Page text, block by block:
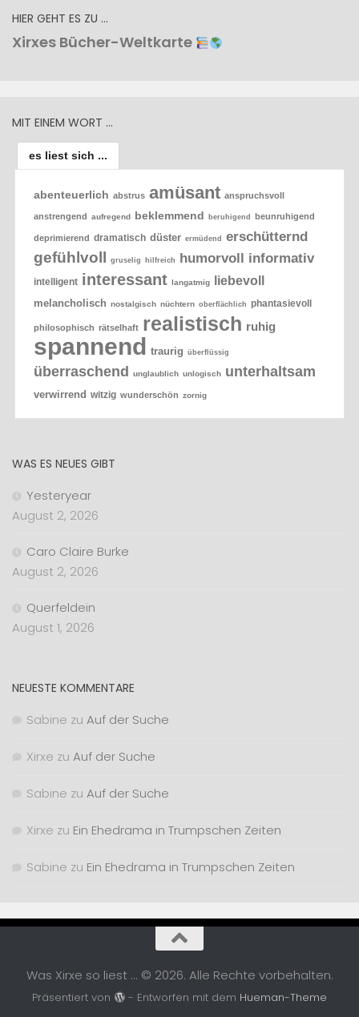
HIER GEHT ES ZU …
Xirxes Bücher-Weltkarte
MIT EINEM WORT …
es liest sich ...
abenteuerlich abstrus amüsant anspruchsvoll
anstrengend aufregend beklemmend beruhigend beunruhigend
deprimierend dramatisch düster ermüdend erschütternd
gefühlvoll gruselig hilfreich humorvoll informativ
intelligent interessant langatmig liebevoll
melancholisch nostalgisch nüchtern oberflächlich phantasievoll
philosophisch rätselhaft realistisch ruhig
spannend traurig überflüssig
überraschend unglaublich unlogisch unterhaltsam
verwirrend witzig wunderschön zornig
WAS ES NEUES GIBT
Yesteryear
August 2, 2026
Caro Claire Burke
August 2, 2026
Querfeldein
August 1, 2026
NEUESTE KOMMENTARE
Sabine zu Auf der Suche
Xirxe zu Auf der Suche
Sabine zu Auf der Suche
Xirxe zu Ein Ehedrama in Trumpschen Zeiten
Sabine zu Ein Ehedrama in Trumpschen Zeiten
Was Xirxe so liest ... © 2026. Alle Rechte vorbehalten.
Präsentiert von - Entworfen mit dem Hueman-Theme